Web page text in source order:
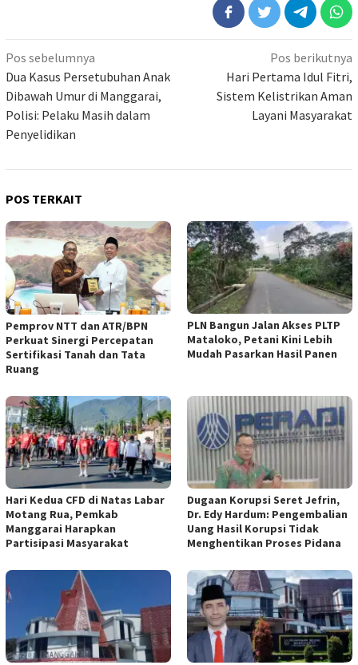
Navigasi
pos
Pos sebelumnya
Dua Kasus Persetubuhan Anak
Dibawah Umur di Manggarai,
Polisi: Pelaku Masih dalam
Penyelidikan
Pos berikutnya
Hari Pertama Idul Fitri,
Sistem Kelistrikan Aman
Layani Masyarakat
POS TERKAIT
Pemprov NTT dan ATR/BPN
Perkuat Sinergi Percepatan
Sertifikasi Tanah dan Tata
Ruang
PLN Bangun Jalan Akses PLTP
Mataloko, Petani Kini Lebih
Mudah Pasarkan Hasil Panen
Hari Kedua CFD di Natas Labar
Motang Rua, Pemkab
Manggarai Harapkan
Partisipasi Masyarakat
Dugaan Korupsi Seret Jefrin,
Dr. Edy Hardum: Pengembalian
Uang Hasil Korupsi Tidak
Menghentikan Proses Pidana